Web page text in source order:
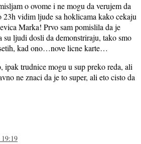
o ovome i ne mogu da verujem da
23h vidim ljude sa hoklicama kako cekaju
Marka! Prvo sam pomislila da je
su ljudi dosli da demonstriraju, tako smo
kad ono…nove licne karte…
ipak trudnice mogu u sup preko reda, ali
ne znaci da je to super, ali eto cisto da